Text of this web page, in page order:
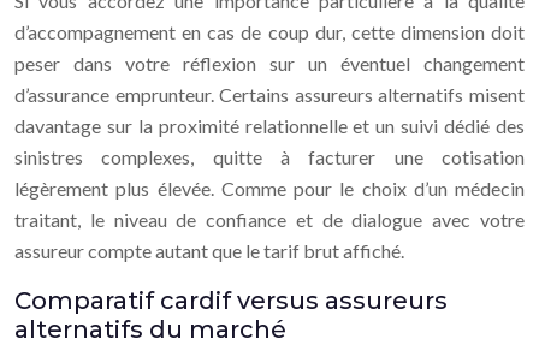
d’accompagnement en cas de coup dur, cette dimension doit
peser dans votre réflexion sur un éventuel changement
d’assurance emprunteur. Certains assureurs alternatifs misent
davantage sur la proximité relationnelle et un suivi dédié des
sinistres complexes, quitte à facturer une cotisation
légèrement plus élevée. Comme pour le choix d’un médecin
traitant, le niveau de confiance et de dialogue avec votre
assureur compte autant que le tarif brut affiché.
Comparatif cardif versus assureurs
alternatifs du marché